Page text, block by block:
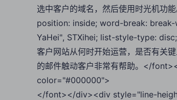
选中客户的域名，然后使用时光机
position: inside; word-break:
YaHei", STXihei; list-style-type:
客户网站从何时开始运营，是否有关
的邮件触动客户非常有帮助。</
color="#000000">
</font></div><div style="line-